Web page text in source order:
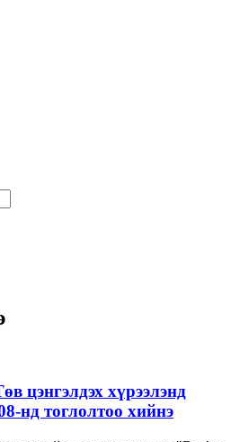
цэнгэлдэх хүрээлэнд
нд тоглолтоо хийнэ